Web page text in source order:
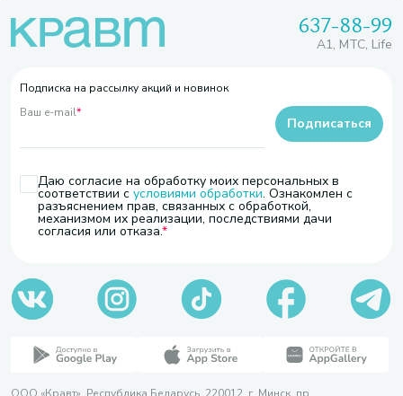
637-88-99
A1, МТС, Life
Подписка на рассылку акций и новинок
Ваш e-mail*
Даю согласие на обработку моих персональных в
соответствии с условиями обработки. Ознакомлен с
разъяснением прав, связанных с обработкой,
механизмом их реализации, последствиями дачи
согласия или отказа.
Подписаться